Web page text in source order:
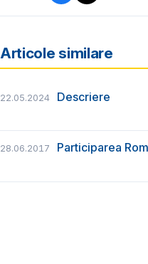
Articole similare
22.05.2024 Descriere
28.06.2017 Participarea